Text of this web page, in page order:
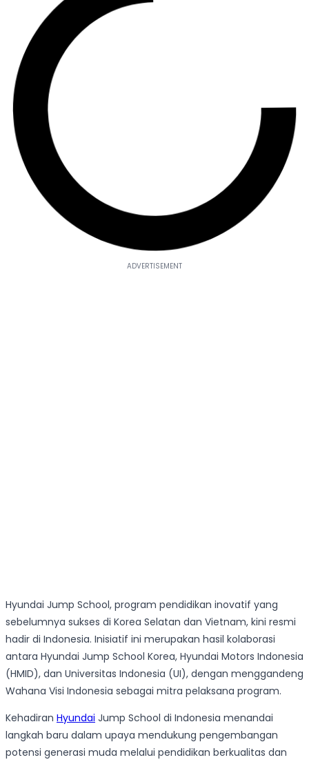
Hyundai Jump School, program pendidikan inovatif yang
sebelumnya sukses di Korea Selatan dan Vietnam, kini resmi
hadir di Indonesia. Inisiatif ini merupakan hasil kolaborasi
antara Hyundai Jump School Korea, Hyundai Motors Indonesia
(HMID), dan Universitas Indonesia (UI), dengan menggandeng
Wahana Visi Indonesia sebagai mitra pelaksana program.
Kehadiran Hyundai Jump School di Indonesia menandai
langkah baru dalam upaya mendukung pengembangan
potensi generasi muda melalui pendidikan berkualitas dan